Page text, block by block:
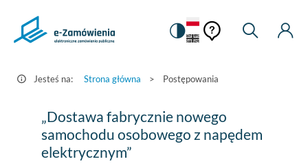
Postępowania
Zamówienia.gov.pl
Zmiana
na
kontrastową
Pomoc
kontekstowa
Pomoc
Moje
Jesteś na: Strona główna > Postępowania
„Dostawa
fabrycznie
nowego
„Dostawa fabrycznie nowego
samochodu osobowego z napędem
elektrycznym”